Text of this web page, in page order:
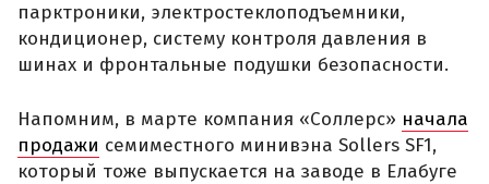
парктроники, электростеклоподъемники,
кондиционер, систему контроля давления в
шинах и фронтальные подушки безопасности.
Напомним, в марте компания «Соллерс» начала
продажи семиместного минивэна Sollers SF1,
который тоже выпускается на заводе в Елабуге